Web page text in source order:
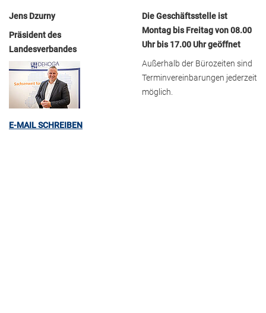
Jens Dzurny
Präsident des
Landesverbandes
E-MAIL SCHREIBEN
Die Geschäftsstelle ist
Montag bis Freitag von 08.00
Uhr bis 17.00 Uhr geöffnet
Außerhalb der Bürozeiten sind
Terminvereinbarungen jederzeit
möglich.